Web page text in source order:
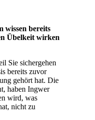
wissen bereits
Übelkeit wirken
Sie sichergehen
bereits zuvor
gehört hat. Die
haben Ingwer
wird, was
nicht zu